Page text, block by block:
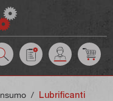
/ Lubrificanti